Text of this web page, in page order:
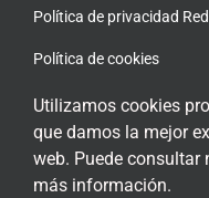
Política de privacidad
Política de cookies
Condiciones generales
Acceso plataforma de
Utilizamos cookies
que damos la mejor
web. Puede consultar
más información.